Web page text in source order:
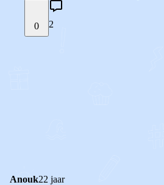
0 2
Anouk22 jaar